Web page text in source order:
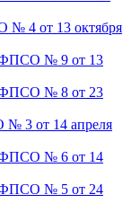
№ 4 от 13 октября
ФПСО № 9 от 13
ФПСО № 8 от 23
№ 3 от 14 апреля
ФПСО № 6 от 14
ФПСО № 5 от 24